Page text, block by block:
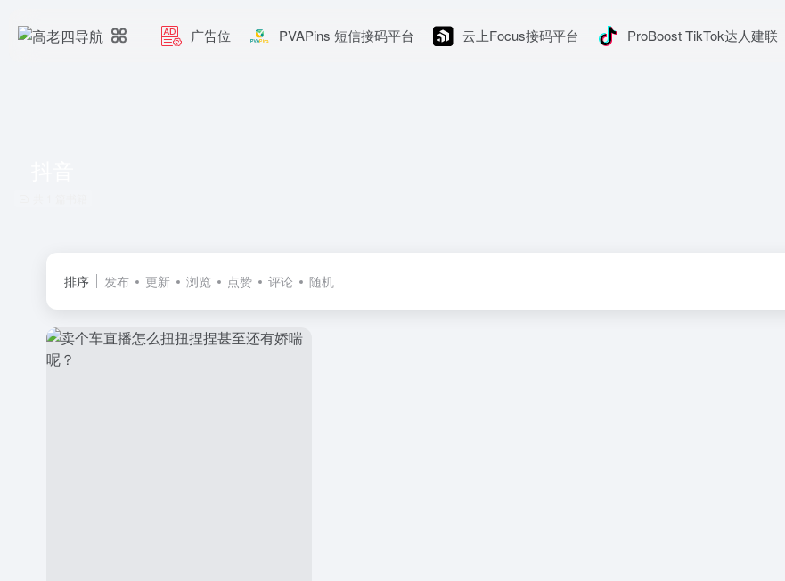
广告位 PVAPins 短信接码平台 云上Focus接码平台 ProBoost TikTok达人建联
排序 发布 更新 浏览 点赞 评论 随机